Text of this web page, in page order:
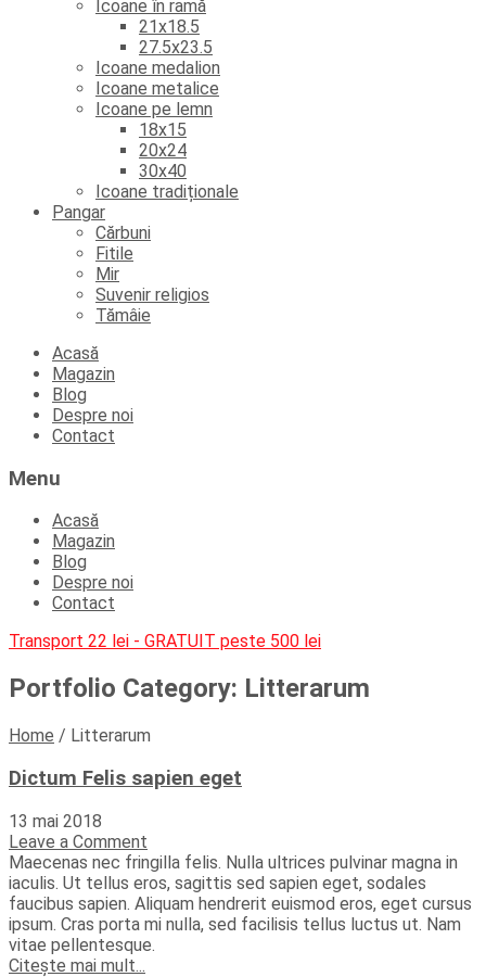
Icoane în ramă
21x18.5
27.5x23.5
Icoane medalion
Icoane metalice
Icoane pe lemn
18x15
20x24
30x40
Icoane tradiționale
Pangar
Cărbuni
Fitile
Mir
Suvenir religios
Tămâie
Skip
content
Acasă
Magazin
Blog
Despre noi
Contact
Menu
Acasă
Magazin
Blog
Despre noi
Contact
Transport 22 lei - GRATUIT peste 500 lei
Portfolio Category: Litterarum
Home / Litterarum
Dictum Felis sapien eget
13 mai 2018
Leave a Comment
Maecenas nec fringilla felis. Nulla ultrices pulvinar magna in
iaculis. Ut tellus eros, sagittis sed sapien eget, sodales
faucibus sapien. Aliquam hendrerit euismod eros, eget cursus
ipsum. Cras porta mi nulla, sed facilisis tellus luctus ut. Nam
vitae pellentesque.
Citește mai mult...